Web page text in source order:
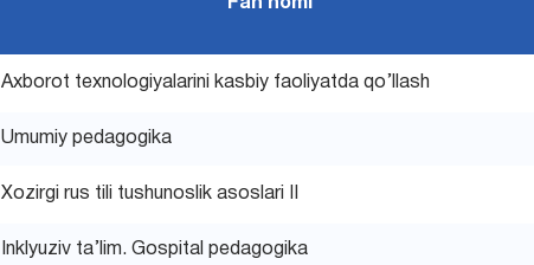
Fan nomi
Axborot texnologiyalarini kasbiy faoliyatda qo’llash
Umumiy pedagogika
Xozirgi rus tili tushunoslik asoslari II
Inklyuziv ta’lim. Gospital pedagogika